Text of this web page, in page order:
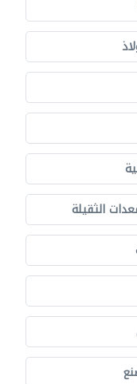
الثقيلة